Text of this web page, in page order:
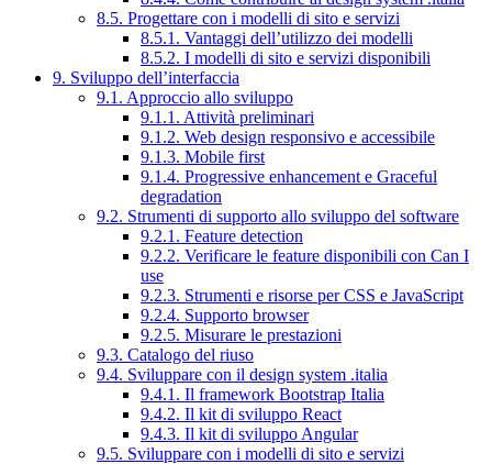
8.5. Progettare con i modelli di sito e servizi
8.5.1. Vantaggi dell’utilizzo dei modelli
8.5.2. I modelli di sito e servizi disponibili
9. Sviluppo dell’interfaccia
9.1. Approccio allo sviluppo
9.1.1. Attività preliminari
9.1.2. Web design responsivo e accessibile
9.1.3. Mobile first
9.1.4. Progressive enhancement e Graceful
degradation
9.2. Strumenti di supporto allo sviluppo del software
9.2.1. Feature detection
9.2.2. Verificare le feature disponibili con Can I
use
9.2.3. Strumenti e risorse per CSS e JavaScript
9.2.4. Supporto browser
9.2.5. Misurare le prestazioni
9.3. Catalogo del riuso
9.4. Sviluppare con il design system .italia
9.4.1. Il framework Bootstrap Italia
9.4.2. Il kit di sviluppo React
9.4.3. Il kit di sviluppo Angular
9.5. Sviluppare con i modelli di sito e servizi